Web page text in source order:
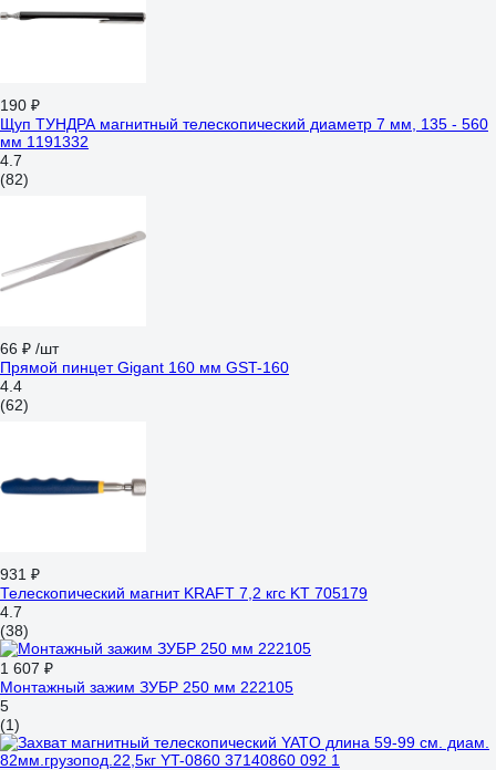
190 ₽
Щуп ТУНДРА магнитный телескопический диаметр 7 мм, 135 - 560
мм 1191332
4.7
(82)
66 ₽ /шт
Прямой пинцет Gigant 160 мм GST-160
4.4
(62)
931 ₽
Телескопический магнит KRAFT 7,2 кгс KT 705179
4.7
(38)
1 607 ₽
Монтажный зажим ЗУБР 250 мм 222105
5
(1)